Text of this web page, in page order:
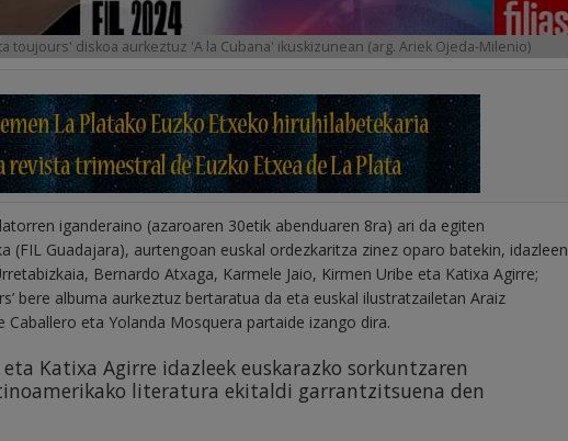
toujours' diskoa aurkeztuz 'A la Cubana' ikuskizunean (arg. Ariek Ojeda-Milenio)
iganderaino (azaroaren 30etik abenduaren 8ra) ari da egiten
(FIL Guadajara), aurtengoan euskal ordezkaritza zinez oparo batekin, idazleen
Bernardo Atxaga, Karmele Jaio, Kirmen Uribe eta Katixa Agirre;
bere albuma aurkeztuz bertaratua da eta euskal ilustratzailetan Araiz
Caballero eta Yolanda Mosquera partaide izango dira.
Katixa Agirre idazleek euskarazko sorkuntzaren
literatura ekitaldi garrantzitsuena den